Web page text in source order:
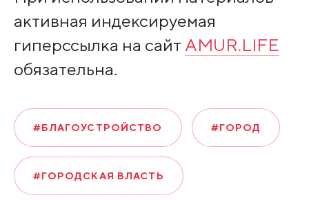
активная индексируемая
гиперссылка на сайт AMUR.LIFE
обязательна.
#БЛАГОУСТРОЙСТВО #ГОРОД
#ГОРОДСКАЯ ВЛАСТЬ